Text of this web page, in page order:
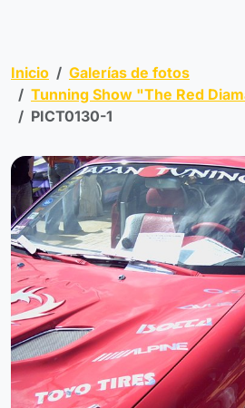
Inicio
Galerías de fotos
Tunning Show "The Red
PICT0130-1